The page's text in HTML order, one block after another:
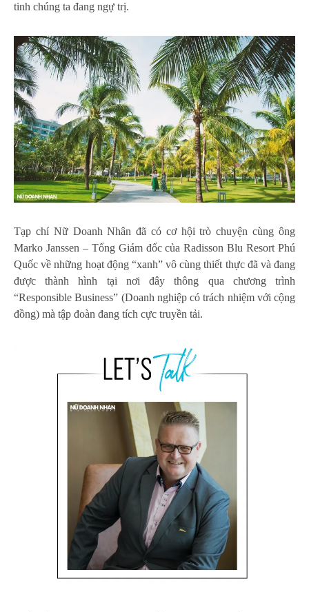
tinh chúng ta đang ngự trị.
Tạp chí Nữ Doanh Nhân đã có cơ hội trò chuyện cùng ông
Marko Janssen – Tổng Giám đốc của Radisson Blu Resort Phú
Quốc về những hoạt động “xanh” vô cùng thiết thực đã và đang
được thành hình tại nơi đây thông qua chương trình
“Responsible Business” (Doanh nghiệp có trách nhiệm với cộng
đồng) mà tập đoàn đang tích cực truyền tải.